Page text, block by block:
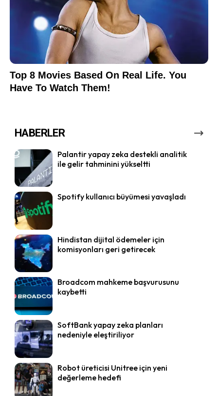
HABERLER
Palantir yapay zeka destekli analitik
ile gelir tahminini yükseltti
Spotify kullanıcı büyümesi yavaşladı
Hindistan dijital ödemeler için
komisyonları geri getirecek
Broadcom mahkeme başvurusunu
kaybetti
SoftBank yapay zeka planları
nedeniyle eleştiriliyor
Robot üreticisi Unitree için yeni
değerleme hedefi